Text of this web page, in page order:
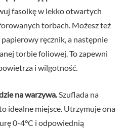
fasolkę w lekko otwartych
torbach. Możesz też
ręcznik, a następnie
torbie foliowej. To zapewni
i wilgotność.
na warzywa.Szuflada na
idealne miejsce. Utrzymuje ona
0-4°C i odpowiednią